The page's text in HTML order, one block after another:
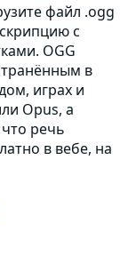
файл .ogg
с
OGG
в
играх и
Opus, а
речь
в вебе, на